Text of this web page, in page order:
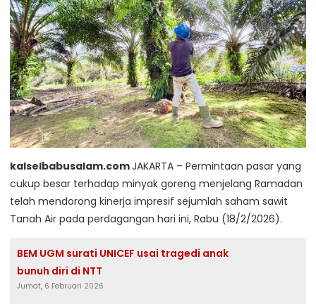
kalselbabusalam.comJAKARTA – Permintaan pasar yang
cukup besar terhadap minyak goreng menjelang Ramadan
telah mendorong kinerja impresif sejumlah saham sawit
Tanah Air pada perdagangan hari ini, Rabu (18/2/2026).
BEM UGM surati UNICEF usai tragedi anak
bunuh diri di NTT
Jumat, 6 Februari 2026